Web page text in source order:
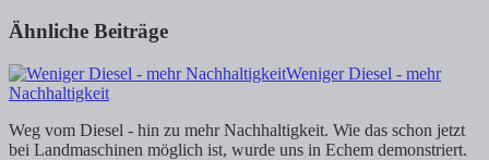
Ähnliche Beiträge
Weniger Diesel - mehr
Nachhaltigkeit
Weg vom Diesel - hin zu mehr Nachhaltigkeit. Wie das schon jetzt
bei Landmaschinen möglich ist, wurde uns in Echem demonstriert.